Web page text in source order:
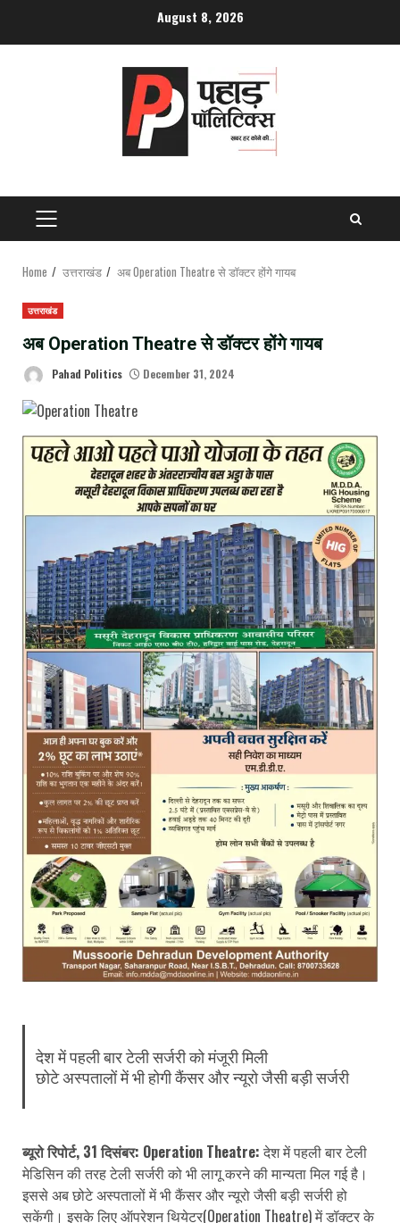
August 8, 2026
PRIMARY
MENU
Home उत्तराखंड अब Operation Theatre से डॉक्टर होंगे गायब
उत्तराखंड
अब Operation Theatre से डॉक्टर होंगे गायब
Pahad Politics December 31, 2024
देश में पहली बार टेली सर्जरी को मंजूरी मिली
छोटे अस्पतालों में भी होगी कैंसर और न्यूरो जैसी बड़ी सर्जरी
ब्यूरो रिपोर्ट, 31 दिसंबर: Operation Theatre: देश में पहली बार टेली
मेडिसिन की तरह टेली सर्जरी को भी लागू करने की मान्यता मिल गई है।
इससे अब छोटे अस्पतालों में भी कैंसर और न्यूरो जैसी बड़ी सर्जरी हो
सकेंगी। इसके लिए ऑपरेशन थियेटर(Operation Theatre) में डॉक्टर के